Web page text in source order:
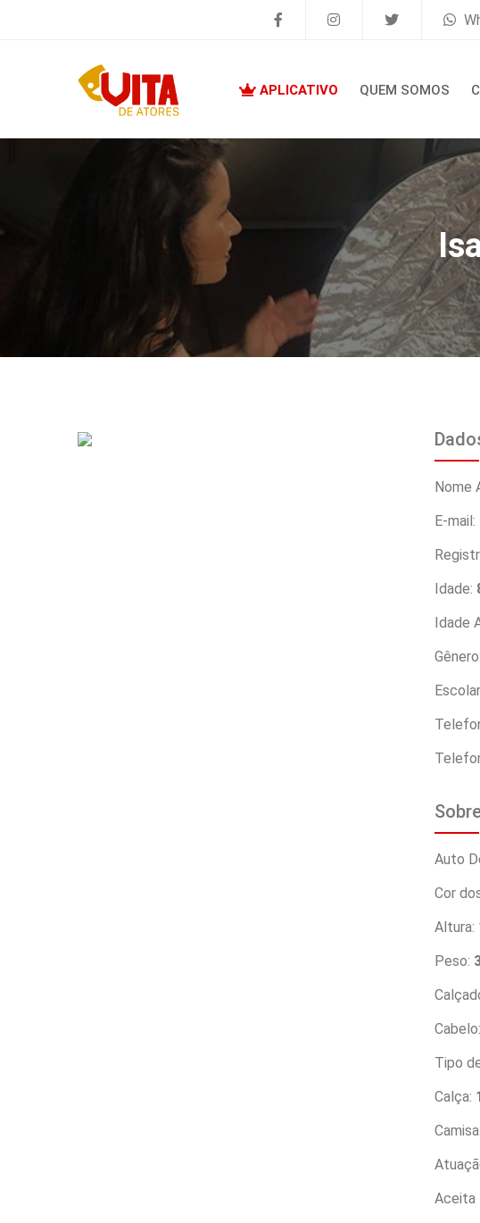
APLICATIVO QUEM SOMOS
Nome
E-mail:
Idade:
Idade
Gênero:
Auto
Cor
Altura:
Peso:
Cabelo:
Tipo
Calça:
Camisa:
Aceita